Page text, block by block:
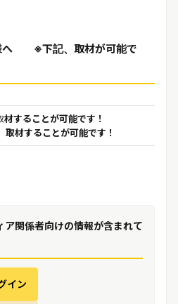
へ ※下記、取材が可能で
材することが可能です！
材することが可能です！
ア関係者向けの情報が含まれて
イン